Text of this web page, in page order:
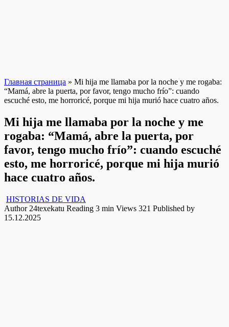
Главная страница » Mi hija me llamaba por la noche y me rogaba:
“Mamá, abre la puerta, por favor, tengo mucho frío”: cuando
escuché esto, me horroricé, porque mi hija murió hace cuatro años.
Mi hija me llamaba por la noche y me
rogaba: “Mamá, abre la puerta, por
favor, tengo mucho frío”: cuando escuché
esto, me horroricé, porque mi hija murió
hace cuatro años.
HISTORIAS DE VIDA
Author 24texekatu Reading 3 min Views 321 Published by
15.12.2025